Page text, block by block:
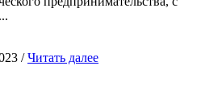
/Читать далее